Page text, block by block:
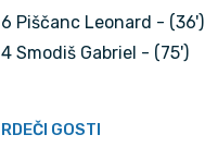
6 Piščanc Leonard - (36')
4 Smodiš Gabriel - (75')
RDEČI GOSTI